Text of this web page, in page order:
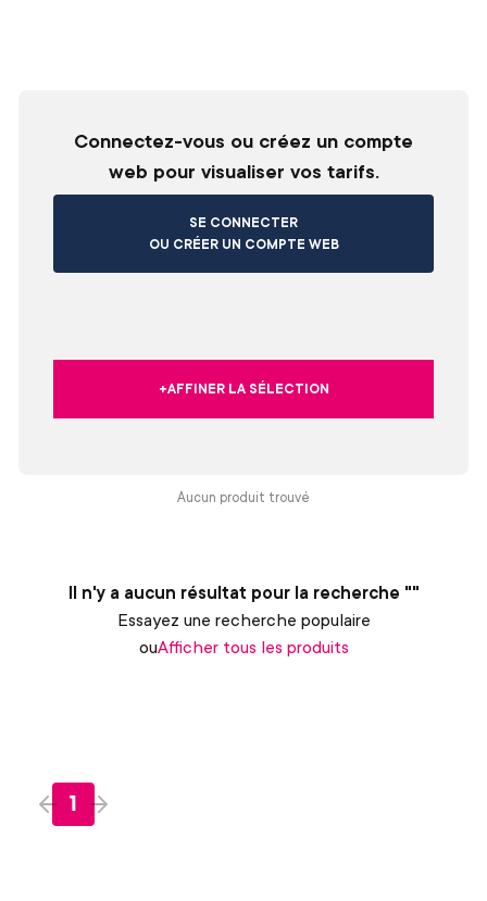
Connectez-vous ou créez un compte
web pour visualiser vos tarifs.
SE CONNECTER
OU CRÉER UN COMPTE WEB
+AFFINER LA SÉLECTION
Aucun produit trouvé
Il n'y a aucun résultat pour la recherche ""
Essayez une recherche populaire
ouAfficher tous les produits
1